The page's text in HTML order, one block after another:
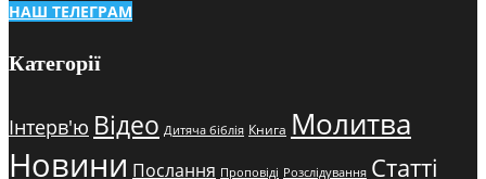
НАШ ТЕЛЕГРАМ
Категорії
Інтерв'ю Відео Дитяча біблія Книга Молитва
Новини Послання Проповіді Розслідування Статті